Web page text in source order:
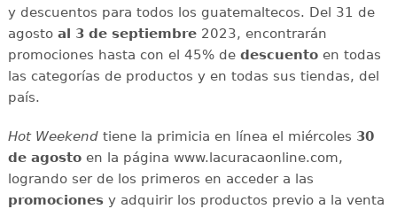
y descuentos para todos los guatemaltecos. Del 31 de
agosto al 3 de septiembre2023, encontrarán
promociones hasta con el 45% de descuentoen todas
las categorías de productos y en todas sus tiendas, del
país.
Hot Weekendtiene la primicia en línea el miércoles 30
de agostoen la página www.lacuracaonline.com,
logrando ser de los primeros en acceder a las
promocionesy adquirir los productos previo a la venta